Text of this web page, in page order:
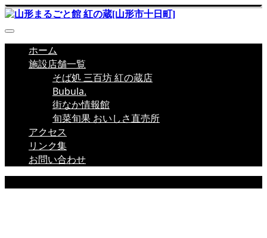
ホーム
施設店舗一覧
そば処 三百坊 紅の蔵店
Bubula.
街なか情報館
旬菜旬果 おいしさ直売所
アクセス
リンク集
お問い合わせ